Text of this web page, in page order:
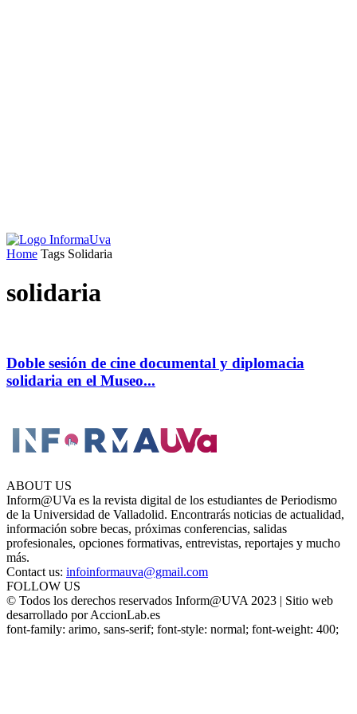
Home Tags Solidaria
solidaria
Doble sesión de cine documental y diplomacia
solidaria en el Museo...
ABOUT US
Inform@UVa es la revista digital de los estudiantes de Periodismo
de la Universidad de Valladolid. Encontrarás noticias de actualidad,
información sobre becas, próximas conferencias, salidas
profesionales, opciones formativas, entrevistas, reportajes y mucho
más.
Contact us: infoinformauva@gmail.com
FOLLOW US
© Todos los derechos reservados Inform@UVA 2023 | Sitio web
desarrollado por AccionLab.es
font-family: arimo, sans-serif; font-style: normal; font-weight: 400;